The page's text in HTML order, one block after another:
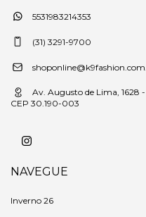
5531983214353
(31) 3291-9700
Av. Augusto de Lima, 1628
CEP 30.190-003
NAVEGUE
Inverno 26